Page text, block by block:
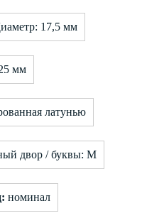
17,5 мм
мм
латунью
двор / буквы: М
номинал